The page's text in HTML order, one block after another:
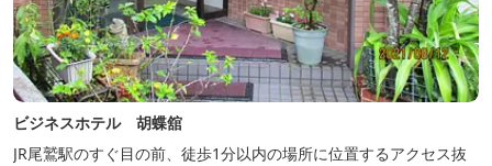
ビジネスホテル 胡蝶舘
JR尾鷲駅のすぐ目の前、徒歩1分以内の場所に位置するアクセス抜